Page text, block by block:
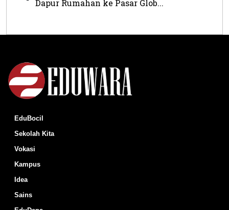
Dapur Rumahan ke Pasar Glob...
EduBocil
Sekolah Kita
Vokasi
Kampus
Idea
Sains